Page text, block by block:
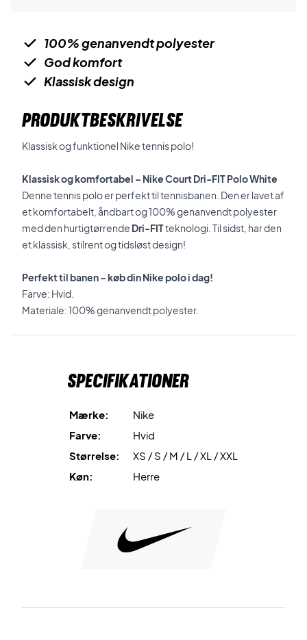
100% genanvendt polyester
God komfort
Klassisk design
PRODUKTBESKRIVELSE
Klassisk og funktionel Nike tennis polo!
Klassisk og komfortabel – Nike Court Dri-FIT Polo White
Denne tennis polo er perfekt til tennisbanen. Den er lavet af
et komfortabelt, åndbart og 100% genanvendt polyester
med den hurtigtørrende Dri-FITteknologi. Til sidst, har den
et klassisk, stilrent og tidsløst design!
Perfekt til banen – køb din Nike polo i dag!
Farve: Hvid.
Materiale: 100% genanvendt polyester.
Specifikationer
Mærke:
Nike
Farve:
Hvid
Størrelse:
XS / S / M / L / XL / XXL
Køn:
Herre